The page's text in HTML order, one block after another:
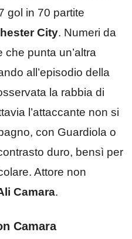
gol in 70 partite
City. Numeri da
punta un’altra
all’episodio della
la rabbia di
l’attaccante non si
con Guardiola o
duro, bensì per
Attore non
Camara.
Camara